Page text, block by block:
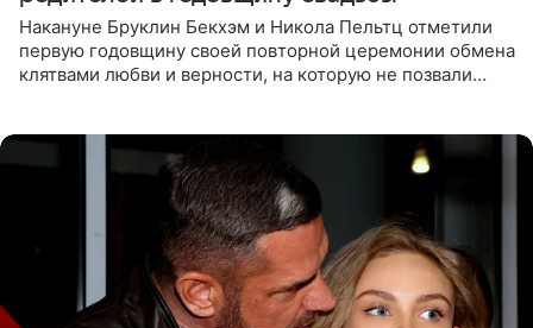
Накануне Бруклин Бекхэм и Никола Пельтц отметили
первую годовщину своей повторной церемонии обмена
клятвами любви и верности, на которую не позвали